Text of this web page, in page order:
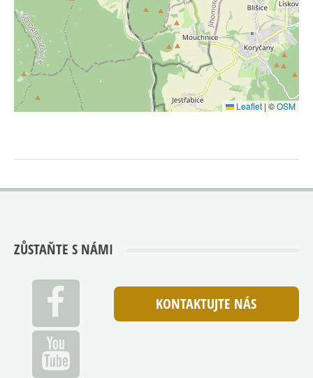
Leaflet | ©OSM
ZŮSTAŇTE S NÁMI
KONTAKTUJTE NÁS